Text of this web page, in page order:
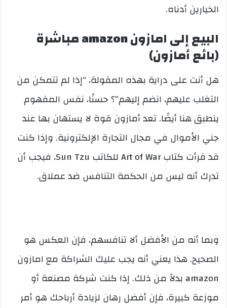
الخيارين أدناه.
البيع إلى امازون amazon مباشرة
(بائع أمازون)
هل أنت على دراية بهذه المقولة، “إذا لم تتمكن من
التغلب عليهم، انضم إليهم”؟ حسنًا، نفس المفهوم
ينطبق هنا أيضًا. تعد أمازون قوة لا يستهان بها عند
جني الأموال في مجال التجارة الإلكترونية. وإذا كنت
قد قرأت كتاب Art of War للكاتب Sun Tzu، فيجب أن
تدرك أنه ليس من الحكمة التنافس ضد عملاق.
وبما أنه من الأفضل ألا تنافسهم، فإن العكس هو
الصحيح. هذا يعني أنه يجب عليك الشراكة مع امازون
amazon بدلاً من ذلك. إذا كنت شركة مصنعة أو
موزعة كبيرة، فإن أفضل رهان لزيادة أرباحك هو أمر